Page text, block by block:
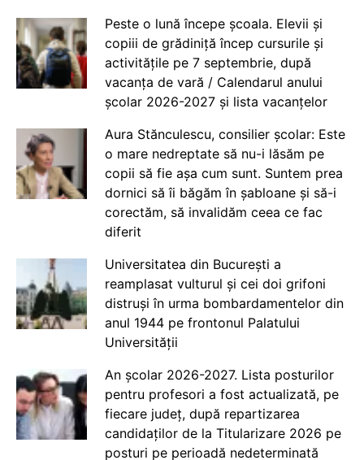
Peste o lună începe școala. Elevii și
copiii de grădiniță încep cursurile și
activitățile pe 7 septembrie, după
vacanța de vară / Calendarul anului
școlar 2026-2027 și lista vacanțelor
Aura Stănculescu, consilier școlar: Este
o mare nedreptate să nu-i lăsăm pe
copii să fie așa cum sunt. Suntem prea
dornici să îi băgăm în șabloane și să-i
corectăm, să invalidăm ceea ce fac
diferit
Universitatea din București a
reamplasat vulturul și cei doi grifoni
distruși în urma bombardamentelor din
anul 1944 pe frontonul Palatului
Universității
An școlar 2026-2027. Lista posturilor
pentru profesori a fost actualizată, pe
fiecare județ, după repartizarea
candidaților de la Titularizare 2026 pe
posturi pe perioadă nedeterminată